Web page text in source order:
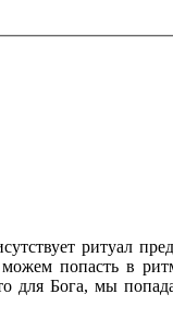
ритуал
попасть в
для Бога, мы